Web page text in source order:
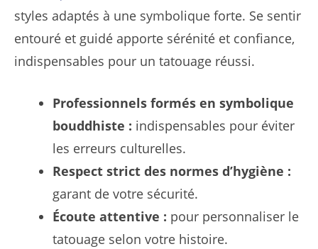
styles adaptés à une symbolique forte. Se sentir
entouré et guidé apporte sérénité et confiance,
indispensables pour un tatouage réussi.
Professionnels formés en symbolique
bouddhiste : indispensables pour éviter
les erreurs culturelles.
Respect strict des normes d’hygiène :
garant de votre sécurité.
Écoute attentive : pour personnaliser le
tatouage selon votre histoire.